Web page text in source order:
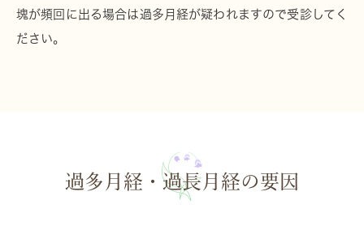
塊が頻回 に出る場合は過多月経が疑われますので受診してく
ださい。
過多月経・過長月経の要因